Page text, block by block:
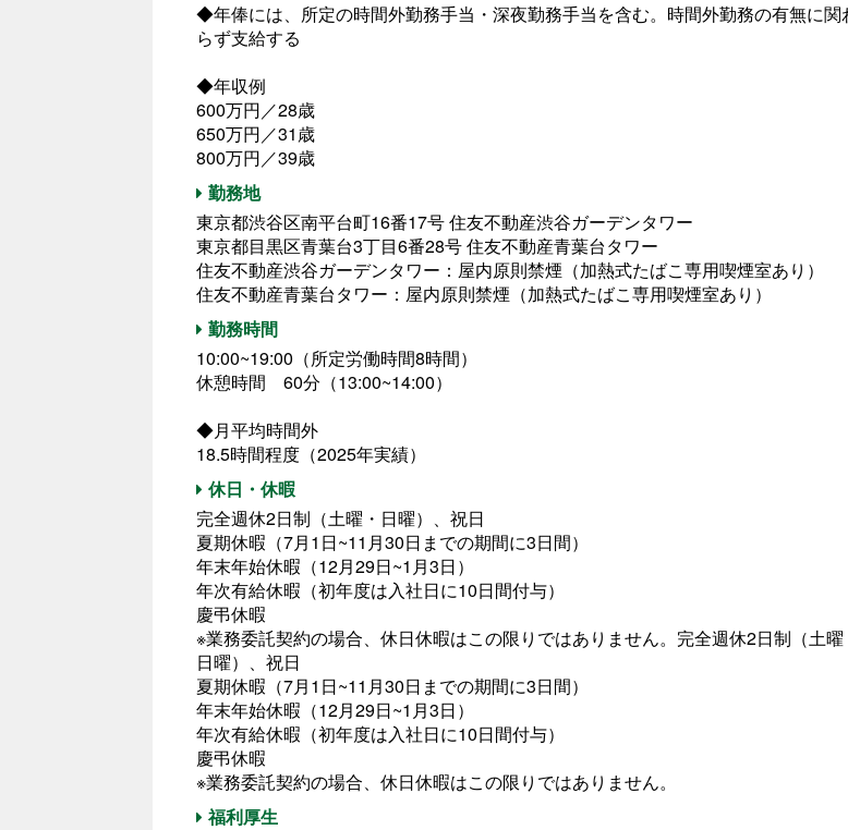
◆年俸には、所定の時間外勤務手当・深夜勤務手当を含む。時間外勤務の有無に関
らず支給する
◆年収例
600万円／28歳
650万円／31歳
800万円／39歳
勤務地
東京都渋谷区南平台町16番17号 住友不動産渋谷ガーデンタワー
東京都目黒区青葉台3丁目6番28号 住友不動産青葉台タワー
住友不動産渋谷ガーデンタワー：屋内原則禁煙（加熱式たばこ専用喫煙室あり）
住友不動産青葉台タワー：屋内原則禁煙（加熱式たばこ専用喫煙室あり）
勤務時間
10:00~19:00（所定労働時間8時間）
休憩時間 60分（13:00~14:00）
◆月平均時間外
18.5時間程度（2025年実績）
休日・休暇
完全週休2日制（土曜・日曜）、祝日
夏期休暇（7月1日~11月30日までの期間に3日間）
年末年始休暇（12月29日~1月3日）
年次有給休暇（初年度は入社日に10日間付与）
慶弔休暇
※業務委託契約の場合、休日休暇はこの限りではありません。完全週休2日制（土曜
日曜）、祝日
夏期休暇（7月1日~11月30日までの期間に3日間）
年末年始休暇（12月29日~1月3日）
年次有給休暇（初年度は入社日に10日間付与）
慶弔休暇
※業務委託契約の場合、休日休暇はこの限りではありません。
福利厚生